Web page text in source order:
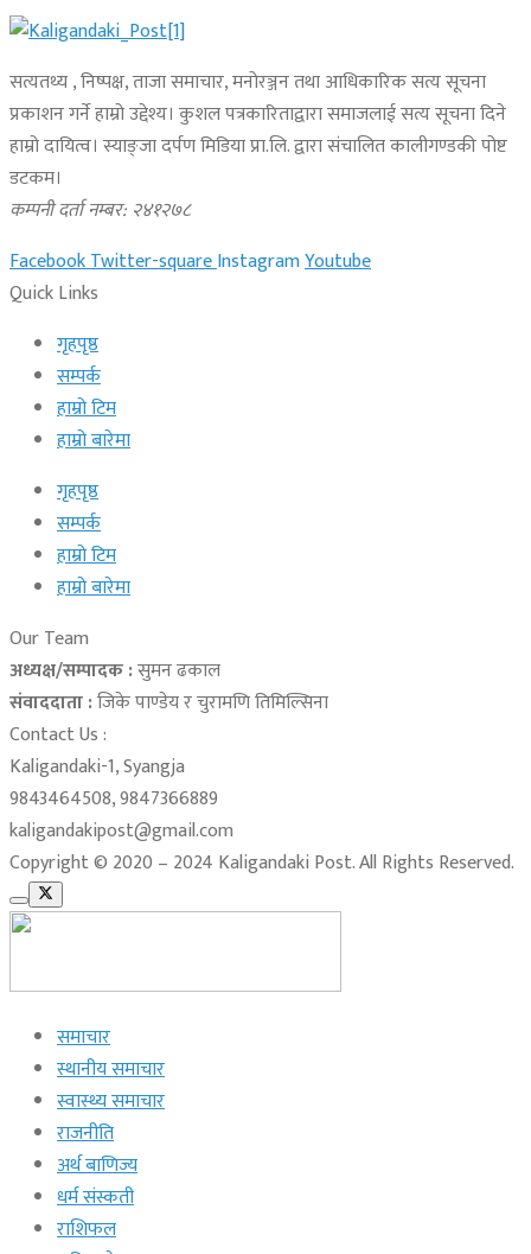
सत्यतथ्य , निष्पक्ष, ताजा समाचार, मनोरञ्जन तथा आधिकारिक सत्य सूचना
प्रकाशन गर्ने हाम्रो उद्देश्य। कुशल पत्रकारिताद्वारा समाजलाई सत्य सूचना दिने
हाम्रो दायित्व। स्याङ्जा दर्पण मिडिया प्रा.लि. द्वारा संचालित कालीगण्डकी पोष्ट
डटकम।
कम्पनी दर्ता नम्बर: २४१२७८
FacebookTwitter-squareInstagramYoutube
Quick Links
गृहपृष्ठ
सम्पर्क
हाम्रो टिम
हाम्रो बारेमा
गृहपृष्ठ
सम्पर्क
हाम्रो टिम
हाम्रो बारेमा
Our Team
अध्यक्ष/सम्पादक :सुमन ढकाल
संवाददाता :जिके पाण्डेय र चुरामणि तिमिल्सिना
Contact Us :
Kaligandaki-1, Syangja
9843464508, 9847366889
kaligandakipost@gmail.com
Copyright © 2020 – 2024 Kaligandaki Post. All Rights Reserved.
समाचार
स्थानीय समाचार
स्वास्थ्य समाचार
राजनीति
अर्थ बाणिज्य
धर्म संस्कती
राशिफल